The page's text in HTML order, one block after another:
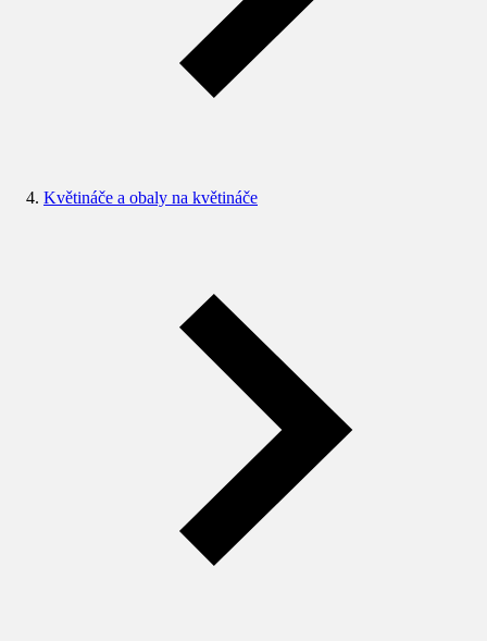
Květináče a obaly na květináče